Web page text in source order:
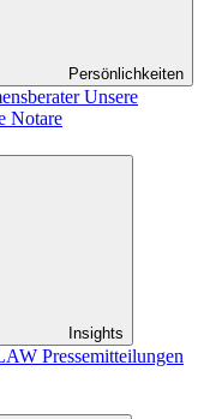
Persönlichkeiten
Unsere
Notare
Insights
Pressemitteilungen